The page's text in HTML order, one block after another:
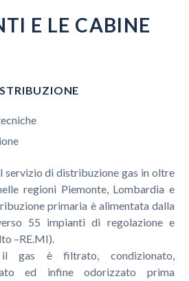
E LE CABINE
servizio di distribuzione gas in oltre
regioni Piemonte, Lombardia e
primaria è alimentata dalla
55 impianti di regolazione e
–RE.MI).
gas è filtrato, condizionato,
ed infine odorizzato prima